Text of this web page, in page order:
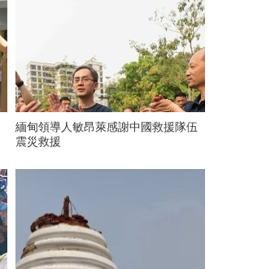
緬甸領導人敏昂萊感謝中國救援隊伍
震災救援